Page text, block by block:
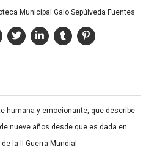
Municipal Galo Sepúlveda Fuentes
humana y emocionante, que describe
nueve años desde que es dada en
la II Guerra Mundial.